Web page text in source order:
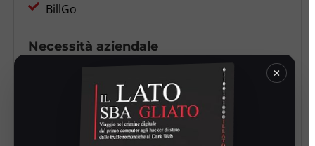
×
BillGo
Necessità aziendale
Cancellazione dati utilizzando lo standard
DoD 5220.22-M
Report di cancellazione sicuri
Software conforme agli standard del settore